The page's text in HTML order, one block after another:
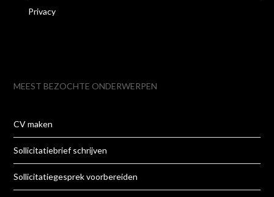
Privacy
MEEST BEZOCHTE ONDERWERPEN
CV maken
Sollicitatiebrief schrijven
Sollicitatiegesprek voorbereiden